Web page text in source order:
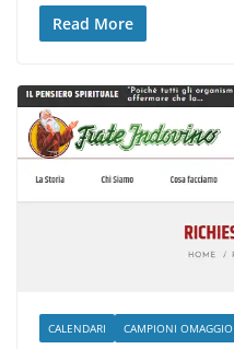
Read More
CALENDARI CAMPIONI OMAGGIO